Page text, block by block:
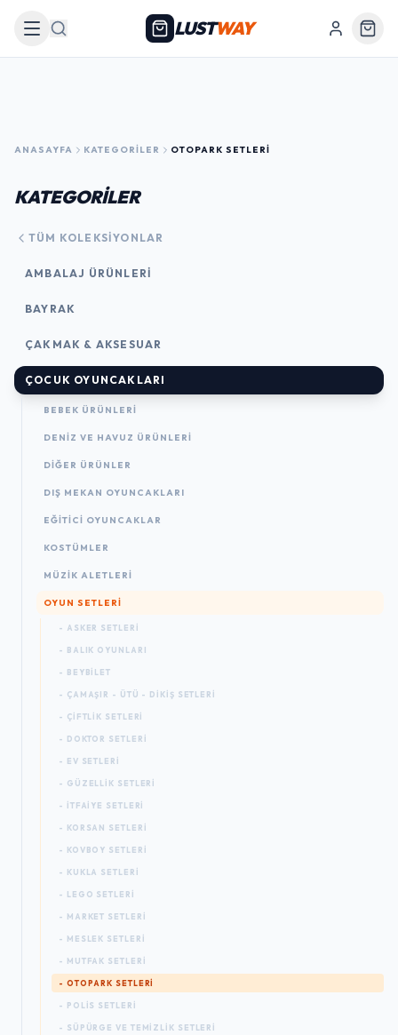
Arama LUSTWAY
ANASAYFA KATEGORILER OTOPARK SETLERI
KATEGORİLER
TÜM KOLEKSIYONLAR
AMBALAJ ÜRÜNLERI
BAYRAK
ÇAKMAK & AKSESUAR
ÇOCUK OYUNCAKLARI
BEBEK ÜRÜNLERI
DENIZ VE HAVUZ ÜRÜNLERI
DIĞER ÜRÜNLER
DIŞ MEKAN OYUNCAKLARI
EĞITICI OYUNCAKLAR
KOSTÜMLER
MÜZIK ALETLERI
OYUN SETLERI
- ASKER SETLERI
- BALIK OYUNLARI
- BEYBILET
- ÇAMAŞIR - ÜTÜ - DIKIŞ SETLERI
- ÇIFTLIK SETLERI
- DOKTOR SETLERI
- EV SETLERI
- GÜZELLIK SETLERI
- İTFAIYE SETLERI
- KORSAN SETLERI
- KOVBOY SETLERI
- KUKLA SETLERI
- LEGO SETLERI
- MARKET SETLERI
- MESLEK SETLERI
- MUTFAK SETLERI
- OTOPARK SETLERI
- POLIS SETLERI
- SÜPÜRGE VE TEMIZLIK SETLERI